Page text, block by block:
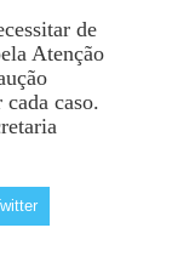
de
Atenção
caso.